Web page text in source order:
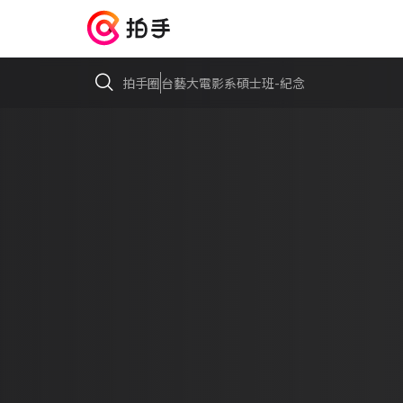
拍手圈台藝大電影系碩士班-紀念